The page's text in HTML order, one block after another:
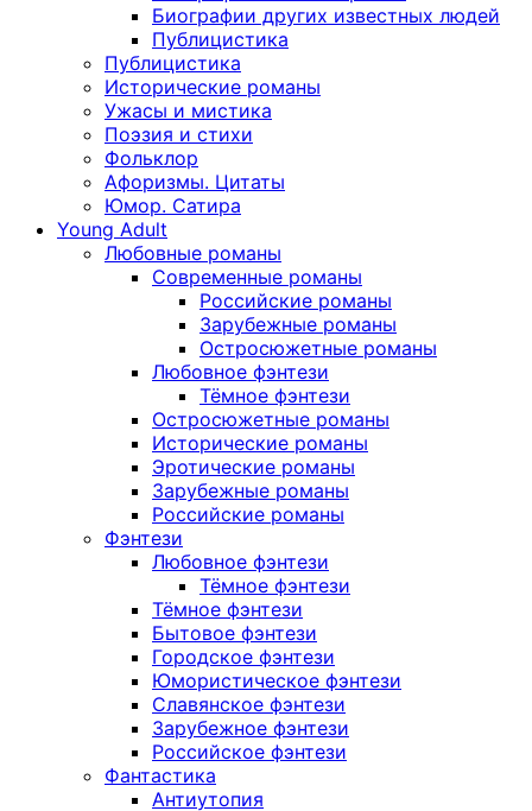
Биографии других известных людей
Публицистика
Публицистика
Исторические романы
Ужасы и мистика
Поэзия и стихи
Фольклор
Афоризмы. Цитаты
Юмор. Сатира
Young Adult
Любовные романы
Современные романы
Российские романы
Зарубежные романы
Остросюжетные романы
Любовное фэнтези
Тёмное фэнтези
Остросюжетные романы
Исторические романы
Эротические романы
Зарубежные романы
Российские романы
Фэнтези
Любовное фэнтези
Тёмное фэнтези
Тёмное фэнтези
Бытовое фэнтези
Городское фэнтези
Юмористическое фэнтези
Славянское фэнтези
Зарубежное фэнтези
Российское фэнтези
Фантастика
Антиутопия